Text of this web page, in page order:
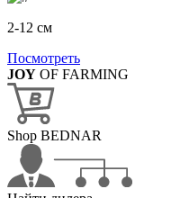
2-12 см
Посмотреть
JOY OF FARMING
Shop BEDNAR